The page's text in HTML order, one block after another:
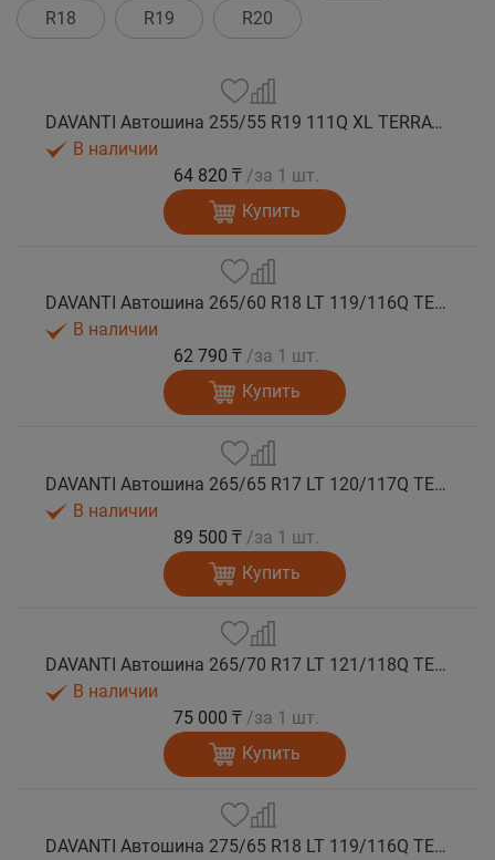
R18
R19 R20
DAVANTI Автошина 255/55 R19 111Q XL TERRATOURA M/T RBL RPR лето
В наличии
64 820 ₸ /за 1 шт.
Купить
DAVANTI Автошина 265/60 R18 LT 119/116Q TERRATOURA M/T RBL 10PR RPR лето
В наличии
62 790 ₸ /за 1 шт.
Купить
DAVANTI Автошина 265/65 R17 LT 120/117Q TERRATOURA M/T RBL 10PR RPR лето
В наличии
89 500 ₸ /за 1 шт.
Купить
DAVANTI Автошина 265/70 R17 LT 121/118Q TERRATOURA M/T RBL 10PR RPR лето
В наличии
75 000 ₸ /за 1 шт.
Купить
DAVANTI Автошина 275/65 R18 LT 119/116Q TERRATOURA M/T RBL 10PR RPR лето